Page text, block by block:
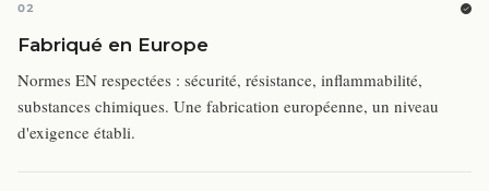
02
Fabriqué en Europe
Normes EN respectées : sécurité, résistance, inflammabilité,
substances chimiques. Une fabrication européenne, un niveau
d'exigence établi.